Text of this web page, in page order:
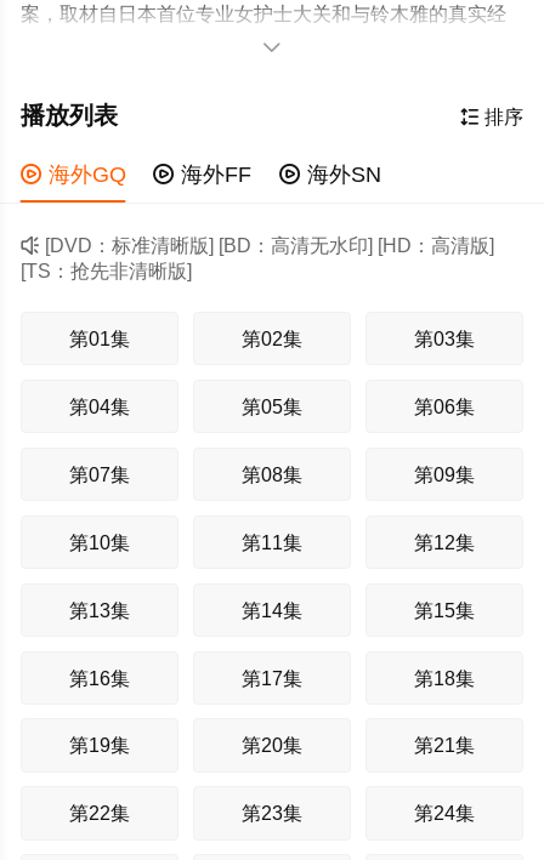
案，取材自日本首位专业女护士大关和与铃木雅的真实经
历，描画了她们推动护士注册制度、设立派出看护妇会协
坎坷命运下早成单亲母亲的一之濑凛（见上爱 饰），与自
饰），在这里命运般相遇。她们与同学们一同接受尚在摸
索中的护理教育，思索“护理是什么”“面对病人意味着什
么”。毕业后，凛和直美各自经历被逐出岗位、卷入事件等
波折，却在霍乱与痢疾肆虐之时再次携手，直面瘟疫开最
睡最好的棺材，挖最深的坑，埋最好的土，烧最厚的纸，

 排序
播放列表
 海外GQ  海外FF  海外SN
 [DVD：标准清晰版] [BD：高清无水印] [HD：高清版]
[TS：抢先非清晰版]
第01集 第02集 第03集
第04集 第05集 第06集
第07集 第08集 第09集
第10集 第11集 第12集
第13集 第14集 第15集
第16集 第17集 第18集
第19集 第20集 第21集
第22集 第23集 第24集